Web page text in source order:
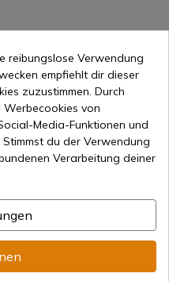
In den Warenkorb
seit 1998
reibungslose Verwendung
empfiehlt dir dieser
zuzustimmen. Durch
von
Media-Funktionen und
du der Verwendung
Verarbeitung deiner